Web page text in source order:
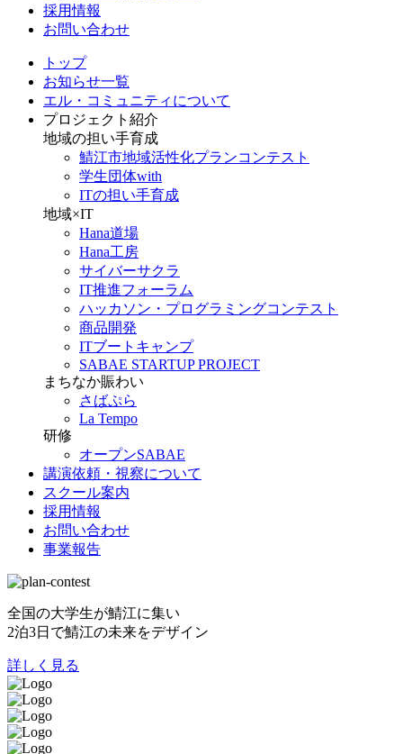
採用情報
お問い合わせ
トップ
お知らせ一覧
エル・コミュニティについて
プロジェクト紹介
地域の担い手育成
鯖江市地域活性化プランコンテスト
学生団体with
ITの担い手育成
地域×IT
Hana道場
Hana工房
サイバーサクラ
IT推進フォーラム
ハッカソン・プログラミングコンテスト
商品開発
ITブートキャンプ
SABAE STARTUP PROJECT
まちなか賑わい
さばぷら
La Tempo
研修
オープンSABAE
講演依頼・視察について
スクール案内
採用情報
お問い合わせ
事業報告
全国の大学生が鯖江に集い
2泊3日で鯖江の未来をデザイン
詳しく見る